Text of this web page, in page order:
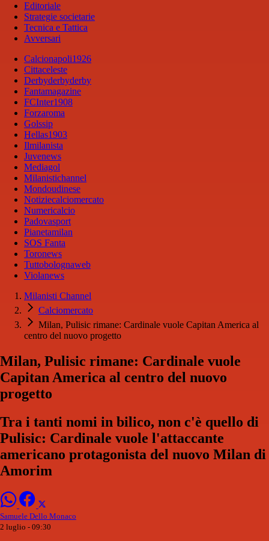
Editoriale
Strategie societarie
Tecnica e Tattica
Avversari
Calcionapoli1926
Cittaceleste
Derbyderbyderby
Fantamagazine
FCInter1908
Forzaroma
Golssip
Hellas1903
Ilmilanista
Juvenews
Mediagol
Milanistichannel
Mondoudinese
Notiziecalciomercato
Numericalcio
Padovasport
Pianetamilan
SOS Fanta
Toronews
Tuttobolognaweb
Violanews
Milanisti Channel
Calciomercato
Milan, Pulisic rimane: Cardinale vuole Capitan America al
centro del nuovo progetto
Milan, Pulisic rimane: Cardinale vuole
Capitan America al centro del nuovo
progetto
Tra i tanti nomi in bilico, non c'è quello di
Pulisic: Cardinale vuole l'attaccante
americano protagonista del nuovo Milan di
Amorim
Samuele Dello Monaco
2 luglio - 09:30